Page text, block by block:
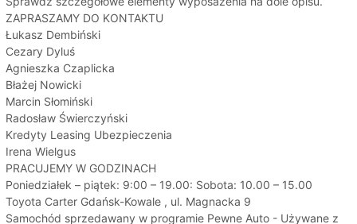
ZAPRASZAMY DO KONTAKTU
Łukasz Dembiński
Cezary Dyluś
Agnieszka Czaplicka
Błażej Nowicki
Marcin Słomiński
Radosław Świerczyński
Kredyty Leasing Ubezpieczenia
Irena Wielgus
PRACUJEMY W GODZINACH
Poniedziałek – piątek: 9:00 – 19.00: Sobota: 10.00 – 15.00
Toyota Carter Gdańsk-Kowale , ul. Magnacka 9
Samochód sprzedawany w programie Pewne Auto - Używane z